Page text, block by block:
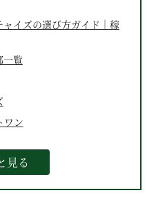
イズの選び方ガイド｜稼
一覧
ワン
見る